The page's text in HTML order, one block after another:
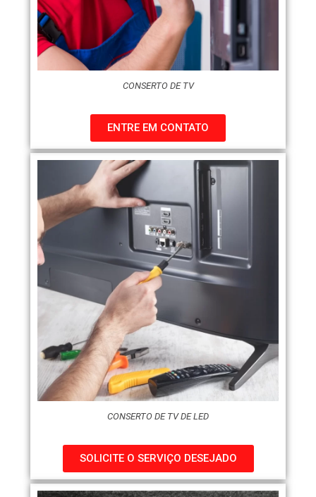
CONSERTO DE TV
ENTRE EM CONTATO
CONSERTO DE TV DE LED
SOLICITE O SERVIÇO DESEJADO